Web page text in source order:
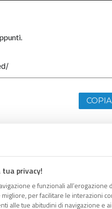
privacy!
e funzionali all’erogazione
per facilitare le interazioni
alle tue abitudini di navigazione e